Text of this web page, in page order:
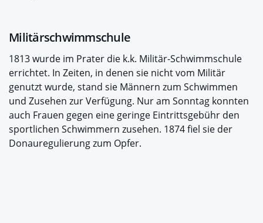
Militärschwimmschule
1813 wurde im Prater die k.k. Militär-Schwimmschule
errichtet. In Zeiten, in denen sie nicht vom Militär
genutzt wurde, stand sie Männern zum Schwimmen
und Zusehen zur Verfügung. Nur am Sonntag konnten
auch Frauen gegen eine geringe Eintrittsgebühr den
sportlichen Schwimmern zusehen. 1874 fiel sie der
Donauregulierung zum Opfer.